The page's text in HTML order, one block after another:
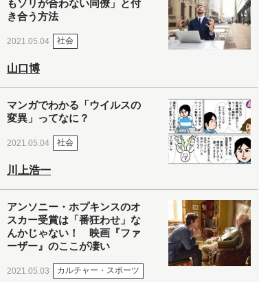
もソリが合わない同僚」と付
き合う方法
2021.05.04 社会
山口博
マンガでわかる「ウイルスの
変異」ってなに？
2021.05.04 社会
川上浩一
アンソニー・ホプキンスのオ
スカー受賞は「番狂わせ」な
んかじゃない！ 映画『ファ
ーザー』のここが凄い
2021.05.03 カルチャー・スポーツ